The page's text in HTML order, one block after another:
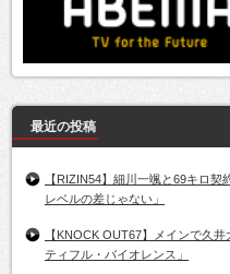
最近の投稿
【RIZIN54】細川一颯と69キロ
レベルの差じゃない」
【KNOCK OUT67】メインで久
ティフル・バイオレンス」